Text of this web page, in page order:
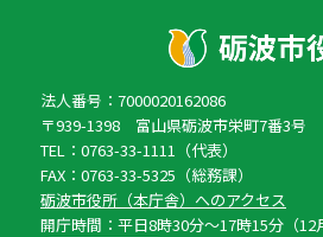
法人番号：7000020162086
〒939-1398 富山県砺波市栄町7番3号
TEL：0763-33-1111（代表）
FAX：0763-33-5325（総務課）
砺波市役所（本庁舎）へのアクセス
開庁時間：平日8時30分〜17時15分（12